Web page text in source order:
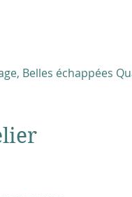
Belles échappées